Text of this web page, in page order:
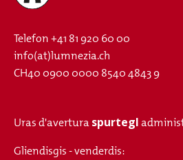
Telefon+41 81 920 60 00
info(at)lumnezia.ch
CH40 0900 0000 8540 4843 9
Uras d'averturaspurtegl
Gliendisgis - venderdis: